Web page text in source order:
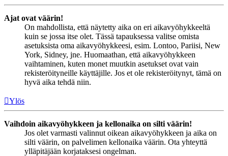
Ajat ovat väärin!
On mahdollista, että näytetty aika on eri aikavyöhykkeeltä
kuin se jossa itse olet. Tässä tapauksessa valitse omista
asetuksista oma aikavyöhykkeesi, esim. Lontoo, Pariisi, New
York, Sidney, jne. Huomaathan, että aikavyöhykkeen
vaihtaminen, kuten monet muutkin asetukset ovat vain
rekisteröityneille käyttäjille. Jos et ole rekisteröitynyt, tämä on
hyvä aika tehdä niin.
Ylös
Vaihdoin aikavyöhykkeen ja kellonaika on silti väärin!
Jos olet varmasti valinnut oikean aikavyöhykkeen ja aika on
silti väärin, on palvelimen kellonaika väärin. Ota yhteyttä
ylläpitäjään korjataksesi ongelman.